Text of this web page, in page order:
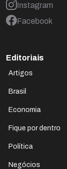
Instagram
Facebook
Editoriais
Artigos
Brasil
Economia
Fique por dentro
Política
Negócios